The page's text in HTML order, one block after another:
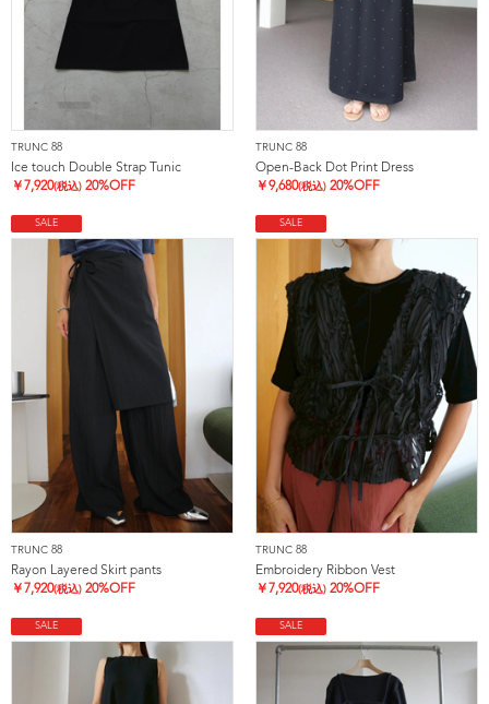
TRUNC 88
Ice touch Double Strap Tunic
￥ 7,920(税込) 20%OFF
TRUNC 88
Open-Back Dot Print Dress
￥9,680(税込) 20%OFF
SALE
TRUNC 88
Rayon Layered Skirt pants
￥ 7,920(税込) 20%OFF
SALE
TRUNC 88
Embroidery Ribbon Vest
￥ 7,920(税込) 20%OFF
SALE SALE